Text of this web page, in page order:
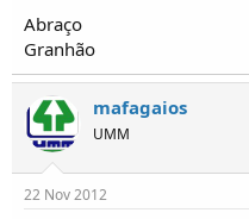
Abraço
Granhão
mafagaios
UMM
22 Nov 2012